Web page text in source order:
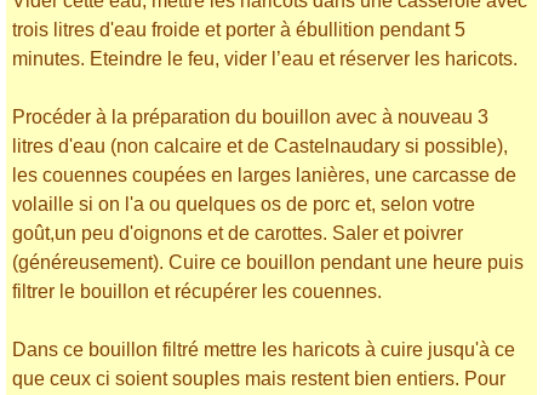
trois litres d'eau froide et porter à ébullition pendant 5
minutes. Eteindre le feu, vider l’eau et réserver les haricots.
Procéder à la préparation du bouillon avec à nouveau 3
litres d'eau (non calcaire et de Castelnaudary si possible),
les couennes coupées en larges lanières, une carcasse de
volaille si on l'a ou quelques os de porc et, selon votre
goût,un peu d'oignons et de carottes. Saler et poivrer
(généreusement). Cuire ce bouillon pendant une heure puis
filtrer le bouillon et récupérer les couennes.
Dans ce bouillon filtré mettre les haricots à cuire jusqu'à ce
que ceux ci soient souples mais restent bien entiers. Pour